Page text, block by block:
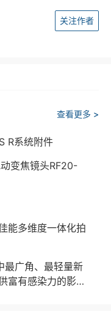
关注作者
查看更多 >
R系统附件
变焦镜头RF20-
能多维度一体化拍
最广角、最轻量新
富有感染力的影像